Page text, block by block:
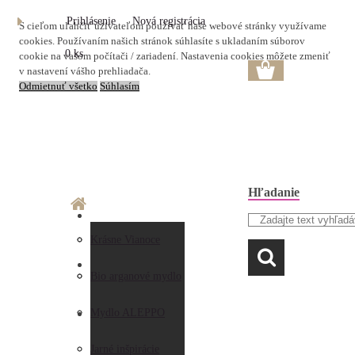
S cieľom uľahčiť užívateľom používať naše webové stránky využívame
cookies. Používaním našich stránok súhlasíte s ukladaním súborov
cookie na vašom počítači / zariadení. Nastavenia cookies môžete zmeniť
v nastavení vášho prehliadača.
Odmietnuť všetko Súhlasím
Hľadanie
Prihlásenie Nová registrácia
0 ks